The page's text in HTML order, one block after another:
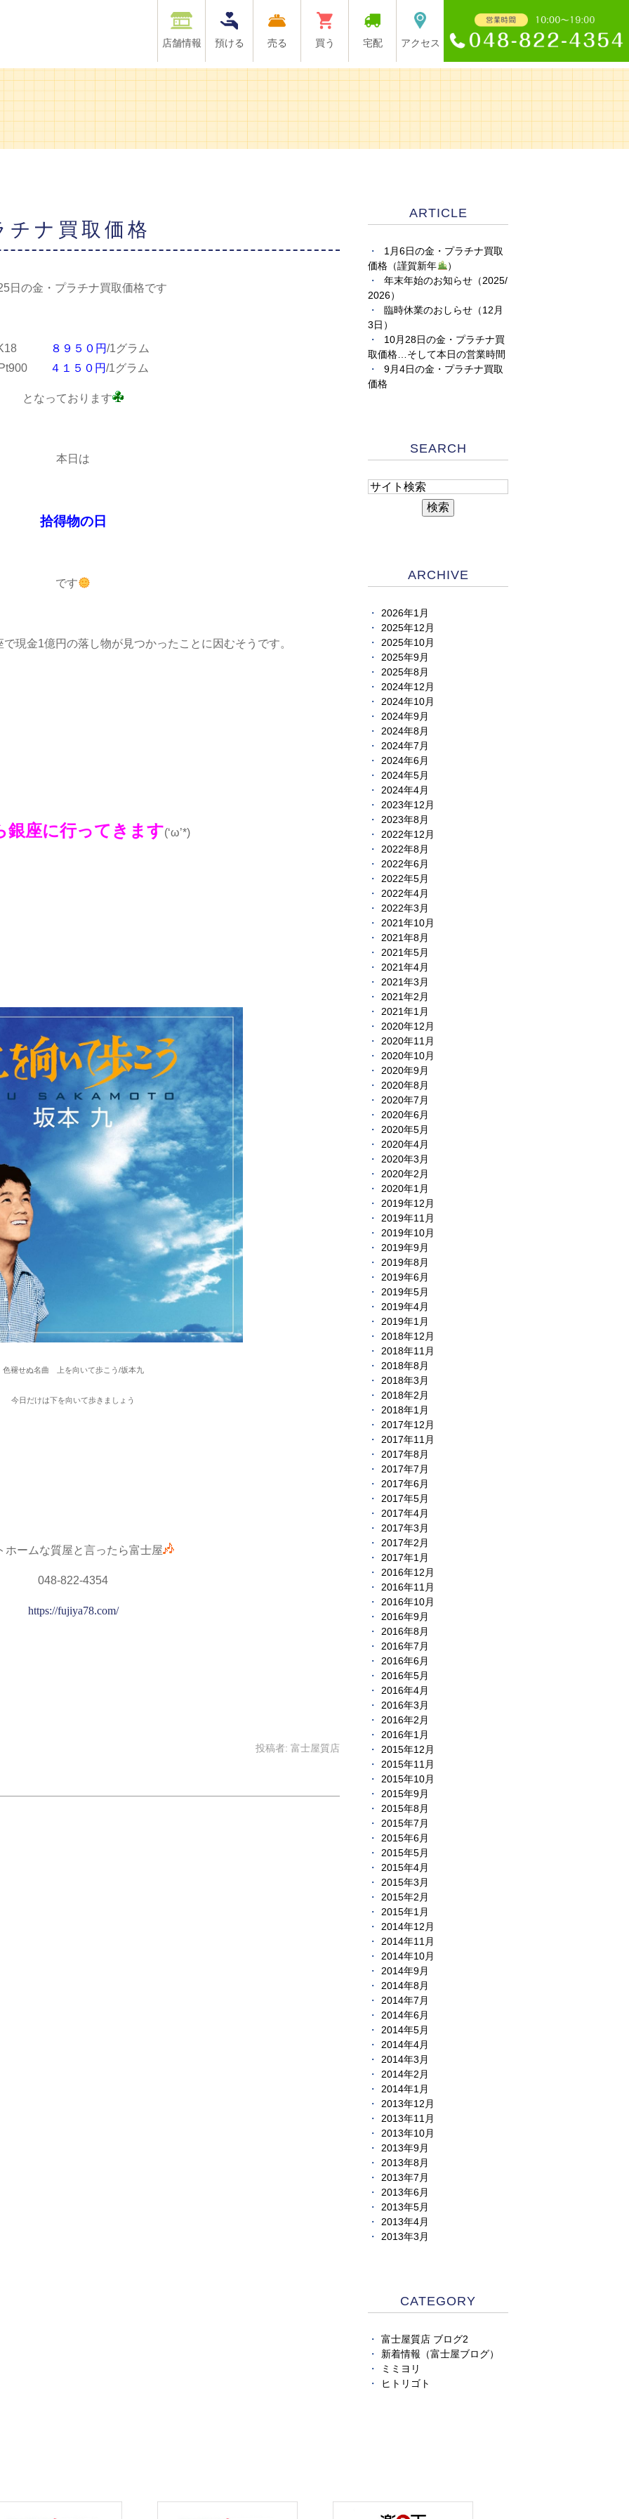
店舗情報 預ける 売る 買う 宅配 アクセス
チナ買取価格
日の金・プラチナ買取価格です
８９５０円/1グラム
４１５０円/1グラム
となっております
本日は
拾得物の日
です
現金1億円の落し物が見つかったことに因むそうです。
銀座に行ってきます(‘ω’*)
色褪せぬ名曲 上を向いて歩こう/坂本九
今日だけは下を向いて歩きましょう
ホームな質屋と言ったら富士屋
048-822-4354
https://fujiya78.com/
投稿者: 富士屋質店
ARTICLE
1月6日の金・プラチナ買取
価格（謹賀新年
）
年末年始のお知らせ（2025/
2026）
臨時休業のおしらせ（12月
3日）
10月28日の金・プラチナ買
取価格…そして本日の営業時間
9月4日の金・プラチナ買取
価格
SEARCH
ARCHIVE
2026年1月
2025年12月
2025年10月
2025年9月
2025年8月
2024年12月
2024年10月
2024年9月
2024年8月
2024年7月
2024年6月
2024年5月
2024年4月
2023年12月
2023年8月
2022年12月
2022年8月
2022年6月
2022年5月
2022年4月
2022年3月
2021年10月
2021年8月
2021年5月
2021年4月
2021年3月
2021年2月
2021年1月
2020年12月
2020年11月
2020年10月
2020年9月
2020年8月
2020年7月
2020年6月
2020年5月
2020年4月
2020年3月
2020年2月
2020年1月
2019年12月
2019年11月
2019年10月
2019年9月
2019年8月
2019年6月
2019年5月
2019年4月
2019年1月
2018年12月
2018年11月
2018年8月
2018年3月
2018年2月
2018年1月
2017年12月
2017年11月
2017年8月
2017年7月
2017年6月
2017年5月
2017年4月
2017年3月
2017年2月
2017年1月
2016年12月
2016年11月
2016年10月
2016年9月
2016年8月
2016年7月
2016年6月
2016年5月
2016年4月
2016年3月
2016年2月
2016年1月
2015年12月
2015年11月
2015年10月
2015年9月
2015年8月
2015年7月
2015年6月
2015年5月
2015年4月
2015年3月
2015年2月
2015年1月
2014年12月
2014年11月
2014年10月
2014年9月
2014年8月
2014年7月
2014年6月
2014年5月
2014年4月
2014年3月
2014年2月
2014年1月
2013年12月
2013年11月
2013年10月
2013年9月
2013年8月
2013年7月
2013年6月
2013年5月
2013年4月
2013年3月
CATEGORY
富士屋質店 ブログ2
新着情報（富士屋ブログ）
ミミヨリ
ヒトリゴト